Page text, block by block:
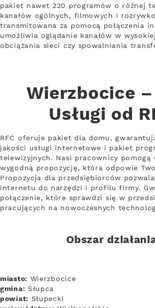
pakiet nawet 220 programów o różnej
kanałów ogólnych, filmowych i
transmitowana za pomocą połączenia
umożliwia oglądanie kanałów w
obciążania sieci czy spowalniania
Wierzbocice
Usługi od
RFC oferuje pakiet dla domu,
jakości usługi internetowe i pakiet
telewizyjnych. Nasi pracownicy pomogą
wygodną propozycję, która odpowie
Propozycja dla przedsiębiorców
internetu do narzędzi i profilu firmy.
połączenie, które sprawdzi się w
pracujących na nowoczesnych
Obszar
miasto: Wierzbocice
gmina: Słupca
powiat: Słupecki